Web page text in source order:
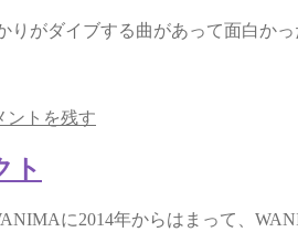
がダイブする曲があって面白かっ
ントを残す
ト
に2014年からはまって、